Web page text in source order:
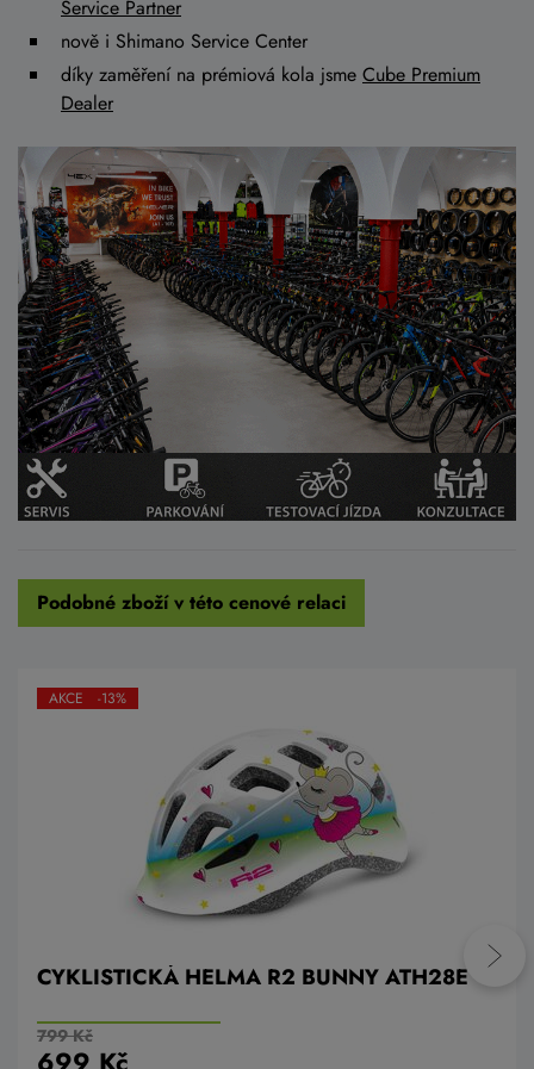
Service Partner
nově i Shimano Service Center
díky zaměření na prémiová kola jsme Cube Premium
Dealer
Podobné zboží v této cenové relaci
CYKLISTICKÁ HELMA R2 BUNNY ATH28E
AKCE -13%
799 Kč